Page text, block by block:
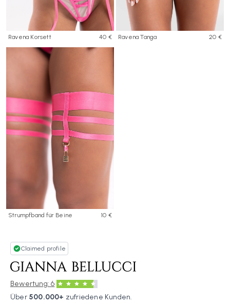
Ravena Korsett 40 € Ravena Tanga 20 €
Strumpfband für Beine 10 €
Claimed profile
Bewertung: 6·
Über 500.000+ zufriedene Kunden.